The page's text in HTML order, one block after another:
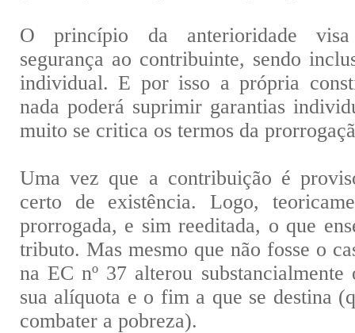
O princípio da anterioridade visa
segurança ao contribuinte, sendo
individual. E por isso a própria
nada poderá suprimir garantias
muito se critica os termos da
Uma vez que a contribuição é
certo de existência. Logo,
prorrogada, e sim reeditada, o que
tributo. Mas mesmo que não fosse o
na EC nº 37 alterou
sua alíquota e o fim a que se destina
combater a pobreza).